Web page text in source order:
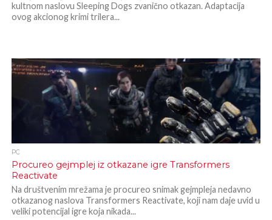
kultnom naslovu Sleeping Dogs zvanično otkazan. Adaptacija
ovog akcionog krimi trilera...
PC
Procureo gejmplej iz otkazane igre Transformers
Reactivate
Na društvenim mrežama je procureo snimak gejmpleja nedavno
otkazanog naslova Transformers Reactivate, koji nam daje uvid u
veliki potencijal igre koja nikada...